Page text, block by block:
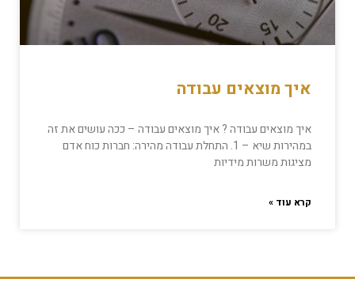
איך מוצאים עבודה
איך מוצאים עבודה ? איך מוצאים עבודה – ככה עושים את זה
במהירות שיא – 1. התחלת עבודה מהירה: חברות כוח אדם
מציגות משרות מידיות
קרא עוד »